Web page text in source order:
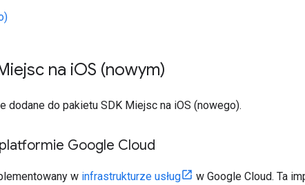
na iOS (nowym)
dodane do pakietu SDK Miejsc na iOS (nowego).
Google Cloud
w infrastrukturze usług
w Google Cloud. Ta